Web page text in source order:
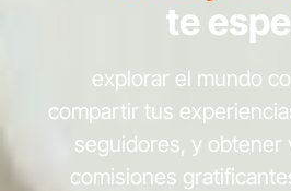
te
explorar el mundo
compartir tus
seguidores, y obtener
comisiones